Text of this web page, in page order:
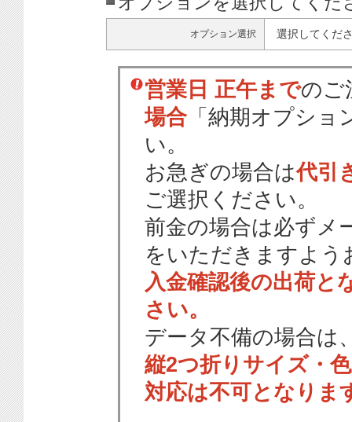
オプション選択 選択してくだ
営業日 正午までのご
場合 「納期オプショ
い。
お急ぎの場合は代引
ご選択ください。
前金の場合は必ずメ
をいただきますよう
入金確認後の出荷と
さい。
データ不備の場合は
縦2つ折りサイズ・
対応は不可となりま